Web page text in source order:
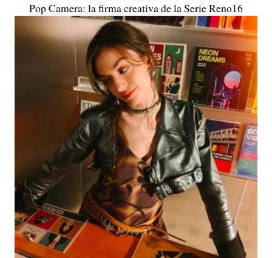
Pop Camera: la firma creativa de la Serie Reno16